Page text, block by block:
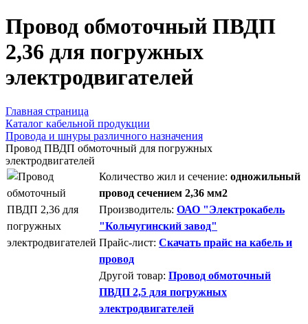
Провод обмоточный ПВДП
2,36 для погружных
электродвигателей
Главная страница
Каталог кабельной продукции
Провода и шнуры различного назначения
Провод ПВДП обмоточный для погружных
электродвигателей
Количество жил и сечение: одножильный
провод сечением 2,36 мм2
Производитель: ОАО "Электрокабель
"Кольчугинский завод"
Прайс-лист: Скачать прайс на кабель и
провод
Другой товар: Провод обмоточный
ПВДП 2,5 для погружных
электродвигателей